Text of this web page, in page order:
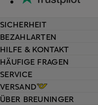
HILFE & KONTAKT
HÄUFIGE FRAGEN
SERVICE
VERSAND
SICHERHEIT
BEZAHLARTEN
ÜBER BREUNINGER